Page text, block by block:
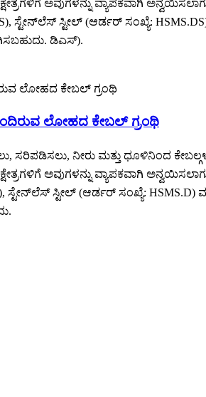
ಅವುಗಳನ್ನು ವ್ಯಾಪಕವಾಗಿ
ಸ್ಟೇನ್‌ಲೆಸ್ ಸ್ಟೀಲ್ (ಆರ್ಡರ್ ಸಂಖ್ಯೆ:
ಡಿಎಸ್).
ಲೋಹದ ಕೇಬಲ್ ಗ್ರಂಥಿ
ಸರಿಪಡಿಸಲು, ನೀರು ಮತ್ತು ಧೂಳಿನಿಂದ
ಅವುಗಳನ್ನು ವ್ಯಾಪಕವಾಗಿ
ಸ್ಟೇನ್‌ಲೆಸ್ ಸ್ಟೀಲ್ (ಆರ್ಡರ್ ಸಂಖ್ಯೆ: